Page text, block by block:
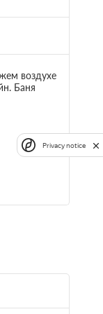
комната
воздухе
Баня
Privacy notice